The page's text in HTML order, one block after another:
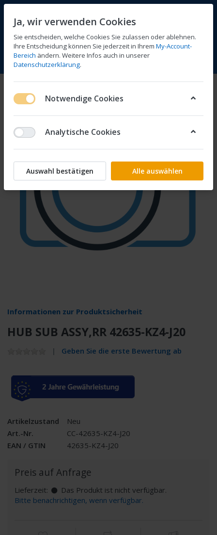
Menü Anmelden Vergleichen Wunschliste
Informationen zur Produktsicherheit
HUB SUB ASSY,RR 42635-KZ4-J20
Geben Sie die erste Bewertung ab
Artikelzustand
Neu
Art.-Nr.
CC-42635-KZ4-J20
EAN / GTIN
42635-KZ4-J20
Preis auf Anfrage
Lieferzeit:
Das Produkt ist nicht verfügbar.
Bitte benachrichtigen, wenn verfügbar.
Ja, wir verwenden Cookies
Sie entscheiden, welche Cookies Sie zulassen oder ablehnen.
Ihre Entscheidung können Sie jederzeit in Ihrem My-Account-
Bereich ändern. Weitere Infos auch in unserer
Datenschutzerklärung.
Notwendige Cookies
Analytische Cookies
Auswahl bestätigen Alle auswählen